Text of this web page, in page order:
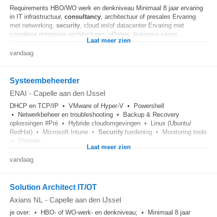
Requirements HBO/WO werk en denkniveau Minimaal 8 jaar ervaring
in IT infrastructuur, consultancy, architectuur of presales Ervaring
met networking, security, cloud en/of datacenter Ervaring met
complexe enterprise architecturen, offertes, business cases...
Laat meer zien
vandaag
Systeembeheerder
ENAI - Capelle aan den IJssel
DHCP en TCP/IP • VMware of Hyper-V • Powershell
• Netwerkbeheer en troubleshooting • Backup & Recovery
oplossingen #Pré • Hybride cloudomgevingen • Linux (Ubuntu/
RedHat) • Microsoft Intune • Security hardening • Monitoring tools
• Storage...
Laat meer zien
vandaag
Solution Architect IT/OT
Axians NL - Capelle aan den IJssel
je over: • HBO- of WO-werk- en denkniveau; • Minimaal 8 jaar